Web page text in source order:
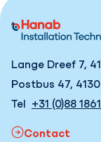
Lange Dreef 7,
Postbus 47,
Tel +31 (0)88
Contact